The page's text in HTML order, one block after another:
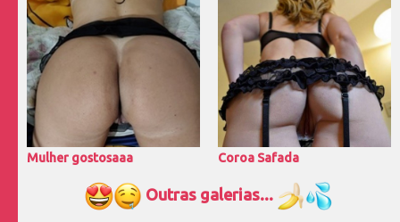
Mulher gostosaaa Coroa Safada
Outras galerias...